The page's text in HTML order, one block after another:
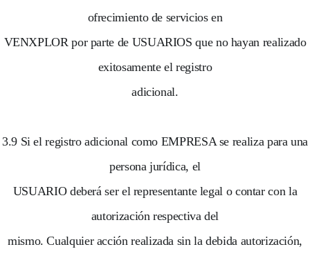
ofrecimiento de servicios en
VENXPLOR por parte de USUARIOS que no hayan realizado
exitosamente el registro
adicional.
3.9 Si el registro adicional como EMPRESA se realiza para una
persona jurídica, el
USUARIO deberá ser el representante legal o contar con la
autorización respectiva del
mismo. Cualquier acción realizada sin la debida autorización,